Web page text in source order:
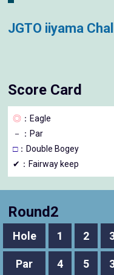
JGTO iiyama
Score Card
◎ ：Eagle
－
：Par
□：Double Bogey
✔：Fairway keep
Round2
Hole 1 2
Par 4 5